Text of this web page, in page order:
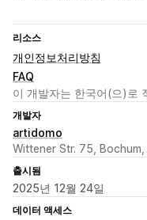
리소스
개인정보처리방침
FAQ
이 개발자는 한국어(으)로
개발자
artidomo
Wittener Str. 75,
출시됨
2025년 12월 24일
데이터 액세스